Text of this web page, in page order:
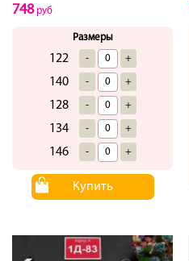
748руб
Размеры
122 - +
140 - +
128 - +
134 - +
146 - +
Купить